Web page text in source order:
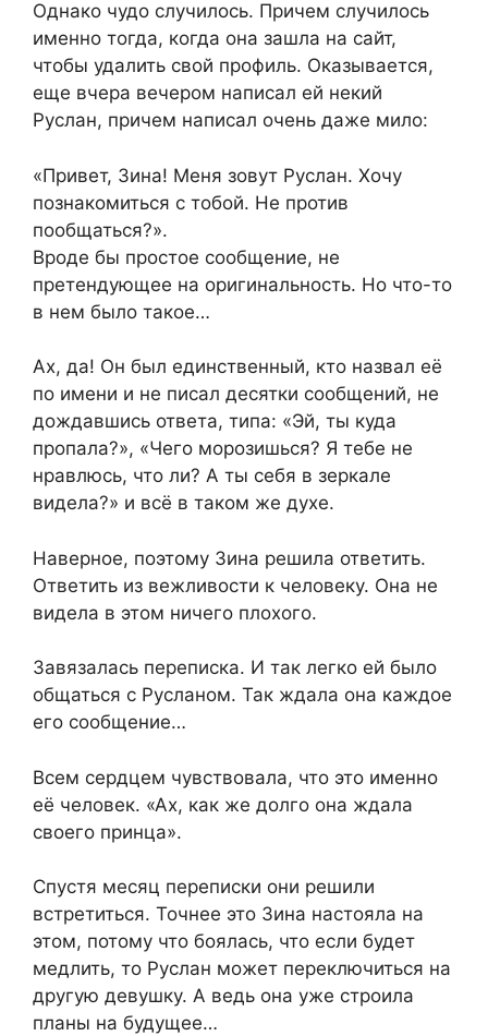
Однако чудо случилось. Причем случилось
именно тогда, когда она зашла на сайт,
чтобы удалить свой профиль. Оказывается,
еще вчера вечером написал ей некий
Руслан, причем написал очень даже мило:
«Привет, Зина! Меня зовут Руслан. Хочу
познакомиться с тобой. Не против
пообщаться?».
Вроде бы простое сообщение, не
претендующее на оригинальность. Но что-то
в нем было такое…
Ах, да! Он был единственный, кто назвал её
по имени и не писал десятки сообщений, не
дождавшись ответа, типа: «Эй, ты куда
пропала?», «Чего морозишься? Я тебе не
нравлюсь, что ли? А ты себя в зеркале
видела?» и всё в таком же духе.
Наверное, поэтому Зина решила ответить.
Ответить из вежливости к человеку. Она не
видела в этом ничего плохого.
Завязалась переписка. И так легко ей было
общаться с Русланом. Так ждала она каждое
его сообщение…
Всем сердцем чувствовала, что это именно
её человек. «Ах, как же долго она ждала
своего принца».
Спустя месяц переписки они решили
встретиться. Точнее это Зина настояла на
этом, потому что боялась, что если будет
медлить, то Руслан может переключиться на
другую девушку. А ведь она уже строила
планы на будущее…